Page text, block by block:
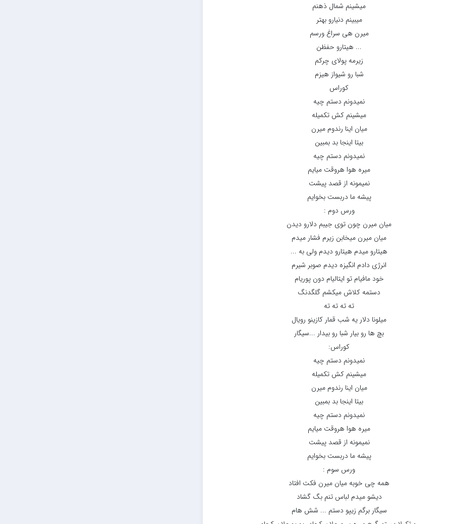
میشینم شمال ذهنم
میبینم دنیارو بهتر
میرن هی سراغ ورسم
... هیتارو حفظن
زیرمه پولای چرکم
شبا رو شیواز هیزم
کوراس
نمیدونم دستم چیه
میشینم کش تکمیله
میان اینا رندوم میرن
بیتا اینجا بد بمبین
نمیدونم دستم چیه
میره هوا هروقت میایم
نمیمونه از قصد پیشت
پیشه ما دربست بخوایم
ورس دوم :
میان میرن چون توی جیبم دلارو دیدن
میان میرن میخابن زیرم فشار میدم
هیتارو میدم هیتارو دیدم ولی به ...
انرژی دادم انگیزه دیدم صوبر شیرم
خود مافیام تو ایتالیام دون پوریام
دستمه کلاش میکشم گلگدنگ
ته ته ته ته
میلونا دلار یه شب قمار کازینو رویال
بچ ها رو بیار شبا رو بیدار ...سیگار
کوراس:
نمیدونم دستم چیه
میشینم کش تکمیله
میان اینا رندوم میرن
بیتا اینجا بد بمبین
نمیدونم دستم چیه
میره هوا هروقت میایم
نمیمونه از قصد پیشت
پیشه ما دربست بخوایم
ورس سوم :
همه چی خوبه میان میرن فکت افتاد
دیشو میدم لباس تنم بگ گشاد
سیگار برگم زیپو دستم ... شش هام